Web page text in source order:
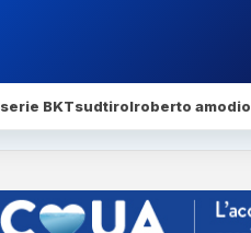
serie BKTsudtirolroberto amodio